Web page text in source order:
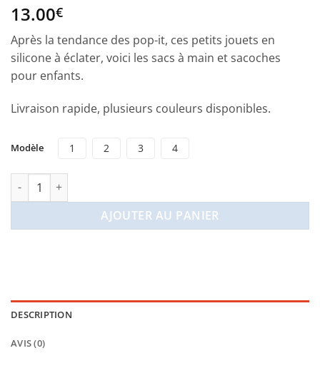
13.00€
Après la tendance des pop-it, ces petits jouets en
silicone à éclater, voici les sacs à main et sacoches
pour enfants.
Livraison rapide, plusieurs couleurs disponibles.
Modèle 1 2 3 4
quantité de Sac à main pop-it pour enfant anti stress
AJOUTER AU PANIER
DESCRIPTION
AVIS (0)